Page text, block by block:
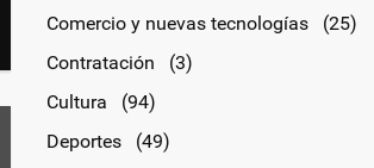
Comercio y nuevas tecnologías
(25)
Contratación
(3)
Cultura
(94)
Deportes
(49)